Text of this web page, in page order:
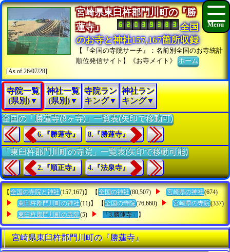
宮崎県東臼杵郡門川町の『勝
蓮寺』
全国
のお寺と神社157,167箇所収録
【『全国の寺院サーチ』：名前別全国のお寺統計
順位発信サイト】《お寺メイト》ホーム
[As of 26/07/28]
寺院一覧
(県別)▼
神社一覧
(県別)▼
寺院ラン
キング▼
神社ラン
キング▼
全国の「勝蓮寺(8ヶ寺)」一覧表(矢印で移動可)
6.『勝蓮寺』 8.『勝蓮寺』
「東臼杵郡門川町の寺院」一覧表(矢印で移動可能)
2.『順正寺』 4.『法泉寺』
【 全国の寺院と神社(157,167)】 【 全国の神社(80,507) 宮崎県の神社(674)
東臼杵郡門川町の神社(11)】 【 全国の寺院(76,660) 宮崎県の寺院(337)
東臼杵郡門川町の寺院(5) 「3.勝蓮寺」 】
宮崎県東臼杵郡門川町の『勝蓮寺』